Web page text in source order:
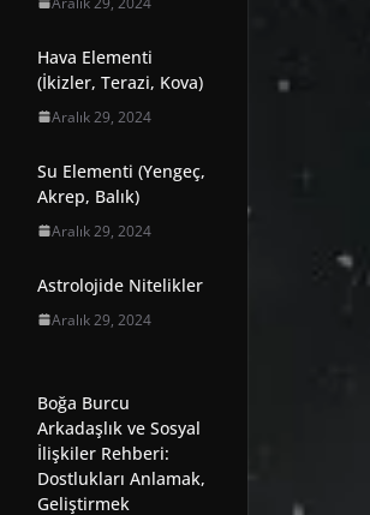
Hava Elementi
(İkizler, Terazi, Kova)
Aralık 29, 2024
Su Elementi (Yengeç,
Akrep, Balık)
Aralık 29, 2024
Astrolojide Nitelikler
Aralık 29, 2024
Boğa Burcu
Arkadaşlık ve Sosyal
İlişkiler Rehberi:
Dostlukları Anlamak,
Geliştirmek